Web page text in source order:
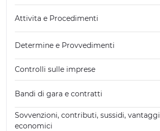
Attivita e Procedimenti
Determine e Provvedimenti
Controlli sulle imprese
Bandi di gara e contratti
Sovvenzioni, contributi, sussidi, vantaggi
economici